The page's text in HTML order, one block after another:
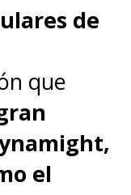
original
del
Ball .
de
que
el